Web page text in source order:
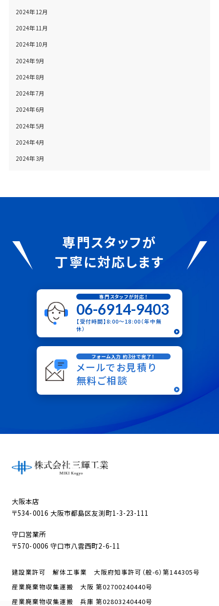
2024年12月
2024年11月
2024年10月
2024年9月
2024年8月
2024年7月
2024年6月
2024年5月
2024年4月
2024年3月
専門スタッフが
丁寧に対応します
専門スタッフが対応！
06-6914-9403
【受付時間】8:00〜18:00（年中無
休）
フォーム入力 約3分で完了！
メールでお見積り
無料ご相談
大阪本店
〒534-0016 大阪市都島区友渕町1-3-23-111
守口営業所
〒570-0006 守口市八雲西町2-6-11
建設業許可 解体工事業 大阪府知事許可（般-6）第144305号
産業廃棄物収集運搬 大阪 第02700240440号
産業廃棄物収集運搬 兵庫 第02803240440号